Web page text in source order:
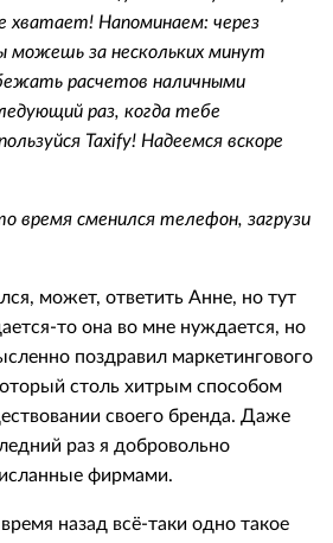
хватает! Напоминаем: через
можешь за нескольких минут
расчетов наличными
раз, когда тебе
Taxify! Надеемся вскоре
время сменился телефон, загрузи
может, ответить Анне, но тут
то она во мне нуждается, но
поздравил маркетингового
столь хитрым способом
своего бренда. Даже
раз я добровольно
фирмами.
назад всё-таки одно такое